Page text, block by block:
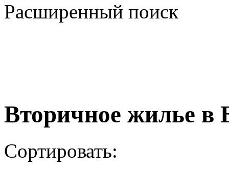
Расширенный поиск
Вторичное жилье в
Сортировать: